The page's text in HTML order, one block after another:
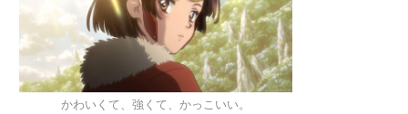
かわいくて、強くて、かっこいい。